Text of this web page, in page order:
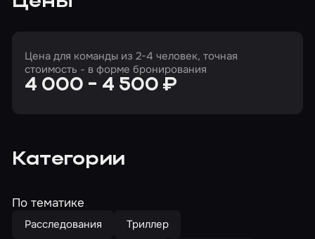
Цена для команды из 2-4 человек, точная
стоимость - в форме бронирования
4 000 - 4 500 ₽
Категории
По тематике
Расследования
Триллер